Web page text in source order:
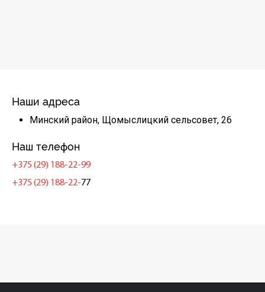
Наши адреса
Минский район, Щомыслицкий сельсовет, 26
Наш телефон
+375 (29) 188-22-99
+375 (29) 188-22-77